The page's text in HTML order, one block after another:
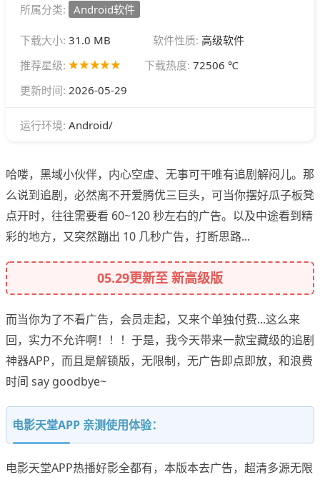
所属分类: Android软件
下载大小: 31.0 MB 软件性质: 高级软件
推荐星级:
下载热度: 72506 ℃
更新时间: 2026-05-29
运行环境: Android/
哈喽，黑域小伙伴，内心空虚、无事可干唯有追剧解闷儿。那
么说到追剧，必然离不开爱腾优三巨头，可当你摆好瓜子板凳
点开时，往往需要看 60~120 秒左右的广告。以及中途看到精
彩的地方，又突然蹦出 10 几秒广告，打断思路...
05.29更新至 新高级版
而当你为了不看广告，会员走起，又来个单独付费...这么来
回，实力不允许啊！！！于是，我今天带来一款宝藏级的追剧
神器APP，而且是解锁版，无限制，无广告即点即放，和浪费
时间 say goodbye~
电影天堂APP 亲测使用体验：
电影天堂APP热播好影全都有，本版本去广告，超清多源无限